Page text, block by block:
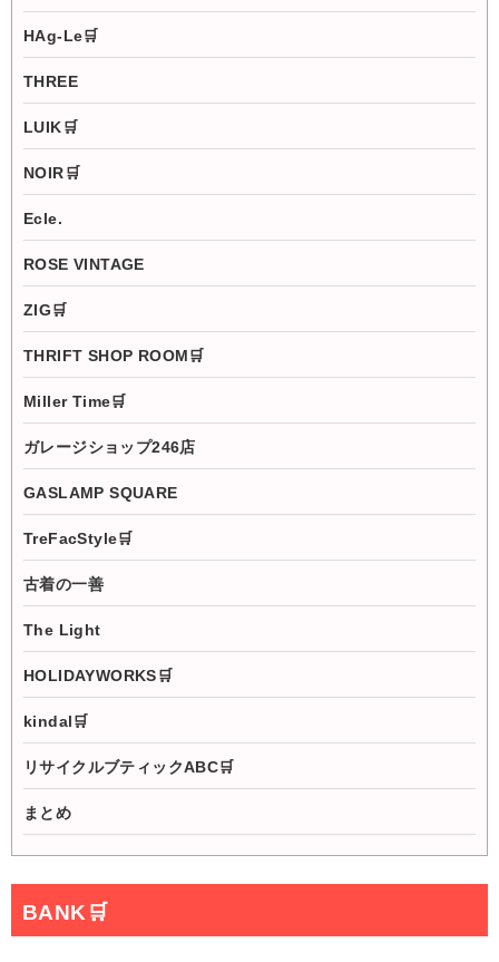
HAg-Le🛒
THREE
LUIK🛒
NOIR🛒
Ecle.
ROSE VINTAGE
ZIG🛒
THRIFT SHOP ROOM🛒
Miller Time🛒
ガレージショップ246店
GASLAMP SQUARE
TreFacStyle🛒
古着の一善
The Light
HOLIDAYWORKS🛒
kindal🛒
リサイクルブティックABC🛒
まとめ
BANK 🛒